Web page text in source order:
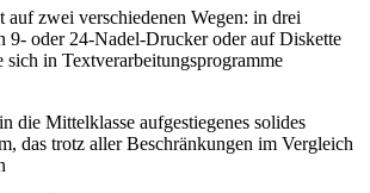
zwei verschiedenen Wegen: in drei
9- oder 24-Nadel-Drucker oder auf Diskette
in Textverarbeitungsprogramme
die Mittelklasse aufgestiegenes solides
das trotz aller Beschränkungen im Vergleich